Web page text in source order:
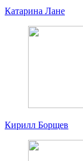
Катарина Лане
Кирилл Борщев